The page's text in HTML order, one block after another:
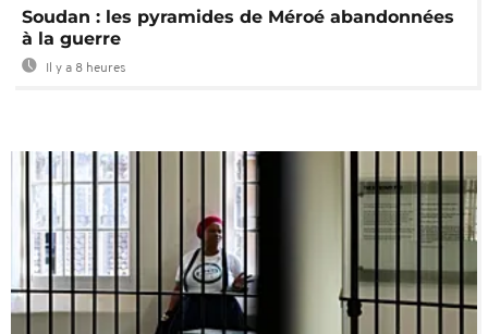
Soudan : les pyramides de Méroé abandonnées
à la guerre
Il y a 8 heures